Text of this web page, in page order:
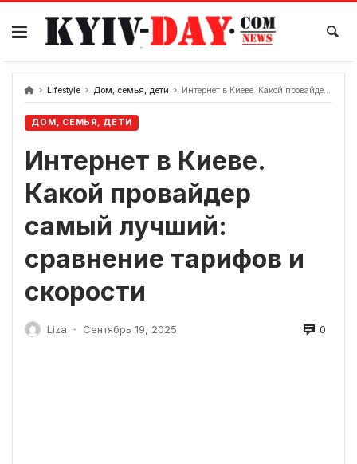
перейти
содержанию
Lifestyle Дом, семья, дети Интернет в Киеве. Какой провайдер самый лучший: сравнение тарифов и скорости
ДОМ, СЕМЬЯ, ДЕТИ
Интернет в Киеве.
Какой провайдер
самый лучший:
сравнение тарифов и
скорости
Liza - Сентябрь 19, 2025 0